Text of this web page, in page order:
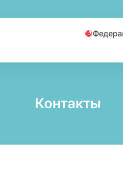
Контакты